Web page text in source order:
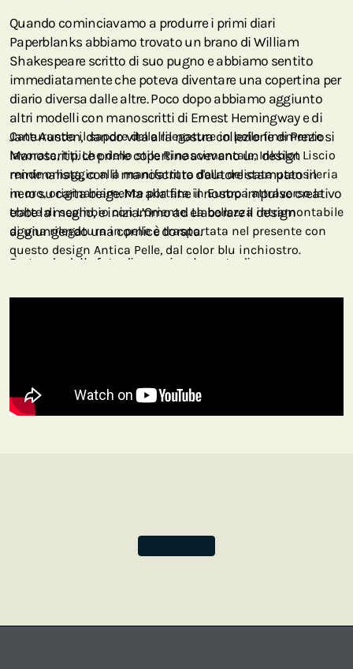
Quando cominciavamo a produrre i primi diari
Paperblanks abbiamo trovato un brano di William
Shakespeare scritto di suo pugno e abbiamo sentito
immediatamente che poteva diventare una copertina per
diario diversa dalle altre. Poco dopo abbiamo aggiunto
altri modelli con manoscritti di Ernest Hemingway e di
Jane Austen, dando vita alla nostra collezione di Preziosi
Manoscritti. Le prime copertine avevano un design
minimalista, con il manoscritto d'autore stampato in
nero su carta beige. Ma alla fine il nostro impulso creativo
ebbe la meglio, e iniziammo ad elaborare il design
aggiungendo una cornice dorata.
Partendo dalla foto di una piccola parte di una
l'intera cornice del manoscritto di Shakespeare,
alle classiche rilegature in pelle del Rinascimento. È nata
così la nostra collezione Antica Pelle.
Catturando il sapore delle rilegature in pelle finemente
lavorata, tipiche dello stile Rinascimentale, Inkblot Liscio
rende omaggio alla manifattura della delicata utensileria
in oro, originariamente portata in Europa attraverso le
tratte di scambio con L’Oriente. La bellezza intramontabile
di una rilegatura in pelle è trasportata nel presente con
questo design Antica Pelle, dal color blu inchiostro.